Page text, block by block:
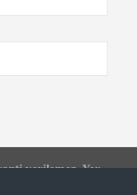
verilemez. Yer
üzerinden